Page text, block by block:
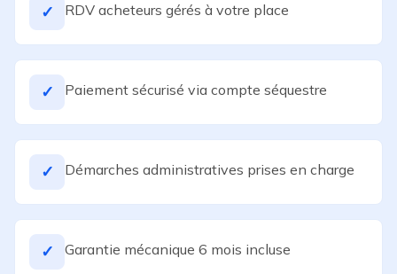
✓ RDV acheteurs gérés à votre place
✓ Paiement sécurisé via compte séquestre
✓ Démarches administratives prises en charge
✓ Garantie mécanique 6 mois incluse